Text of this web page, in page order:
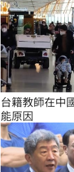
台籍教師在中
能原因